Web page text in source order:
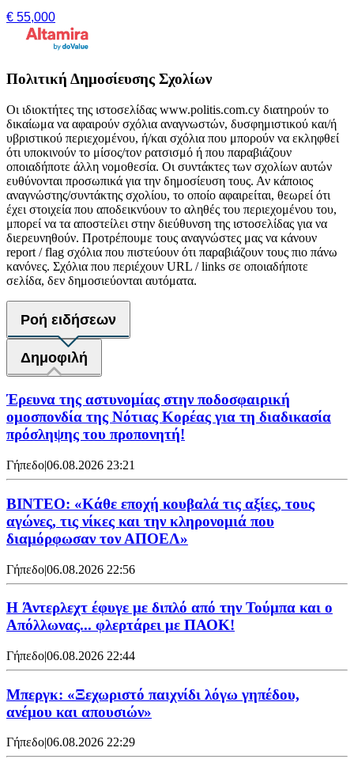
€ 55,000
Πολιτική Δημοσίευσης Σχολίων
Οι ιδιοκτήτες της ιστοσελίδας www.politis.com.cy διατηρούν το
δικαίωμα να αφαιρούν σχόλια αναγνωστών, δυσφημιστικού και/ή
υβριστικού περιεχομένου, ή/και σχόλια που μπορούν να εκληφθεί
ότι υποκινούν το μίσος/τον ρατσισμό ή που παραβιάζουν
οποιαδήποτε άλλη νομοθεσία. Οι συντάκτες των σχολίων αυτών
ευθύνονται προσωπικά για την δημοσίευση τους. Αν κάποιος
αναγνώστης/συντάκτης σχολίου, το οποίο αφαιρείται, θεωρεί ότι
έχει στοιχεία που αποδεικνύουν το αληθές του περιεχομένου του,
μπορεί να τα αποστείλει στην διεύθυνση της ιστοσελίδας για να
διερευνηθούν. Προτρέπουμε τους αναγνώστες μας να κάνουν
report / flag σχόλια που πιστεύουν ότι παραβιάζουν τους πιο πάνω
κανόνες. Σχόλια που περιέχουν URL / links σε οποιαδήποτε
σελίδα, δεν δημοσιεύονται αυτόματα.
Ροή ειδήσεων
Δημοφιλή
Έρευνα της αστυνομίας στην ποδοσφαιρική
ομοσπονδία της Νότιας Κορέας για τη διαδικασία
πρόσληψης του προπονητή!
Γήπεδο|06.08.2026 23:21
ΒΙΝΤΕΟ: «Κάθε εποχή κουβαλά τις αξίες, τους
αγώνες, τις νίκες και την κληρονομιά που
διαμόρφωσαν τον ΑΠΟΕΛ»
Γήπεδο|06.08.2026 22:56
H Άντερλεχτ έφυγε με διπλό από την Τούμπα και ο
Απόλλωνας... φλερτάρει με ΠΑΟΚ!
Γήπεδο|06.08.2026 22:44
Μπεργκ: «Ξεχωριστό παιχνίδι λόγω γηπέδου,
ανέμου και απουσιών»
Γήπεδο|06.08.2026 22:29